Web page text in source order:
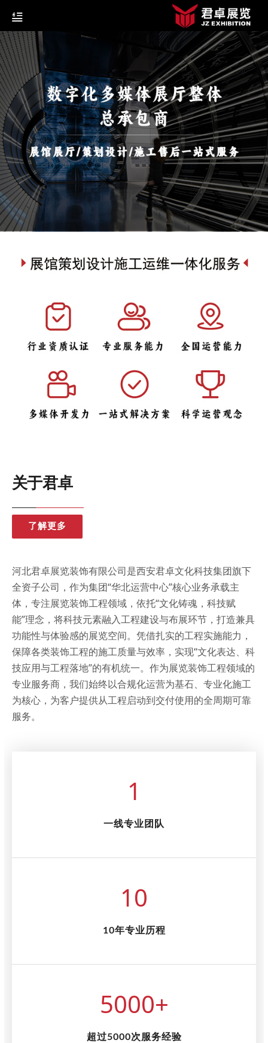
关于君卓
了解更多
河北君卓展览装饰有限公司是西安君卓文化科技集团旗下
全资子公司，作为集团“华北运营中心”核心业务承载主
体，专注展览装饰工程领域，依托“文化铸魂，科技赋
能”理念，将科技元素融入工程建设与布展环节，打造兼具
功能性与体验感的展览空间。凭借扎实的工程实施能力，
保障各类装饰工程的施工质量与效率，实现“文化表达、科
技应用与工程落地”的有机统一。作为展览装饰工程领域的
专业服务商，我们始终以合规化运营为基石、专业化施工
为核心，为客户提供从工程启动到交付使用的全周期可靠
服务。
1
一线专业团队
10
10年专业历程
5000+
超过5000次服务经验